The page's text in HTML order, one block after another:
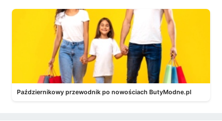
Październikowy przewodnik po nowościach ButyModne.pl